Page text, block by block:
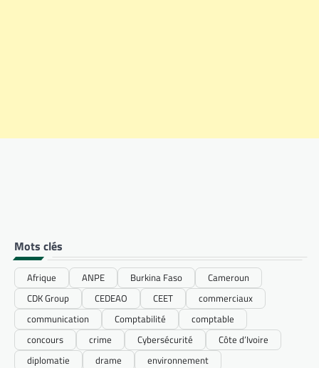
Mots clés
Afrique ANPE Burkina Faso
Cameroun
CDK Group
CEDEAO CEET
commerciaux
communication
Comptabilité
comptable
concours
crime Cybersécurité
Côte d’Ivoire
diplomatie
drame
environnement